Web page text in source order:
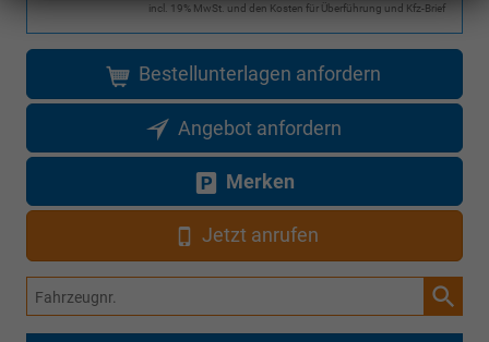
incl. 19% MwSt. und den Kosten für Überführung und Kfz-Brief
Bestellunterlagen anfordern
Angebot anfordern
Merken
Jetzt anrufen
Fahrzeugnr.